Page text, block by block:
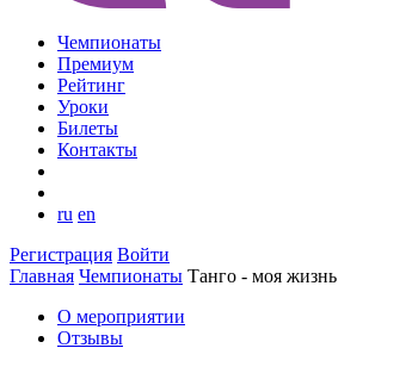
Чемпионаты
Премиум
Рейтинг
Уроки
Билеты
Контакты
ru en
Регистрация Войти
Главная Чемпионаты Танго - моя жизнь
О мероприятии
Отзывы